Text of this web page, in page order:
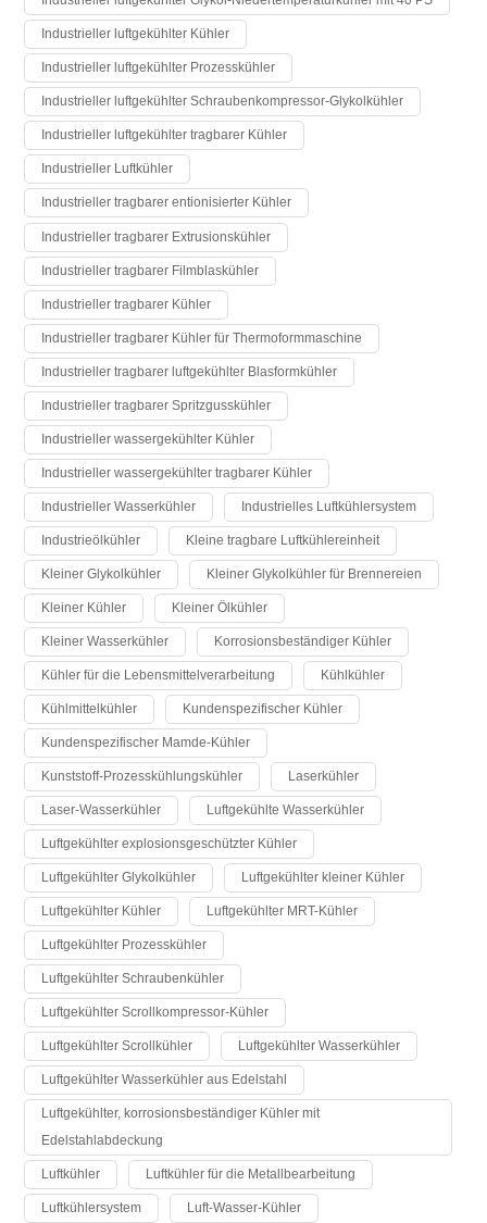
Industrieller luftgekühlter Kühler
Industrieller luftgekühlter Prozesskühler
Industrieller luftgekühlter Schraubenkompressor-Glykolkühler
Industrieller luftgekühlter tragbarer Kühler
Industrieller Luftkühler
Industrieller tragbarer entionisierter Kühler
Industrieller tragbarer Extrusionskühler
Industrieller tragbarer Filmblaskühler
Industrieller tragbarer Kühler
Industrieller tragbarer Kühler für Thermoformmaschine
Industrieller tragbarer luftgekühlter Blasformkühler
Industrieller tragbarer Spritzgusskühler
Industrieller wassergekühlter Kühler
Industrieller wassergekühlter tragbarer Kühler
Industrieller Wasserkühler Industrielles Luftkühlersystem
Industrieölkühler Kleine tragbare Luftkühlereinheit
Kleiner Glykolkühler Kleiner Glykolkühler für Brennereien
Kleiner Kühler Kleiner Ölkühler
Kleiner Wasserkühler Korrosionsbeständiger Kühler
Kühler für die Lebensmittelverarbeitung Kühlkühler
Kühlmittelkühler Kundenspezifischer Kühler
Kundenspezifischer Mamde-Kühler
Kunststoff-Prozesskühlungskühler Laserkühler
Laser-Wasserkühler Luftgekühlte Wasserkühler
Luftgekühlter explosionsgeschützter Kühler
Luftgekühlter Glykolkühler Luftgekühlter kleiner Kühler
Luftgekühlter Kühler Luftgekühlter MRT-Kühler
Luftgekühlter Prozesskühler
Luftgekühlter Schraubenkühler
Luftgekühlter Scrollkompressor-Kühler
Luftgekühlter Scrollkühler Luftgekühlter Wasserkühler
Luftgekühlter Wasserkühler aus Edelstahl
Luftgekühlter, korrosionsbeständiger Kühler mit
Edelstahlabdeckung
Luftkühler Luftkühler für die Metallbearbeitung
Luftkühlersystem Luft-Wasser-Kühler